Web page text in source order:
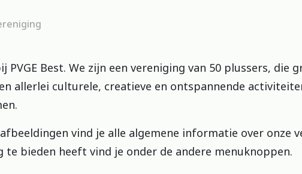
PVGE Best. We zijn een vereniging van 50 plussers,
allerlei culturele, creatieve en ontspannende
vind je alle algemene informatie over onze
te bieden heeft vind je onder de andere menuknoppen.